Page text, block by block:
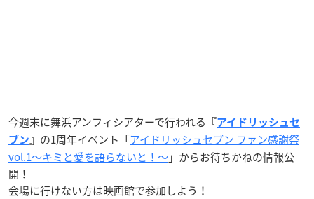
今週末に舞浜アンフィシアターで行われる 『アイドリッシュセ
ブン 』 の1周年イベント「アイドリッシュセブン ファン感謝祭
vol.1～キミと愛を語らないと！～」からお待ちかねの情報公
開！
会場に行けない方は映画館で参加しよう！